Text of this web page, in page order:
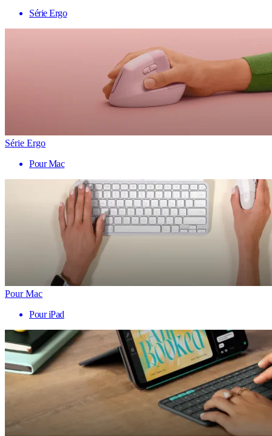
Série Ergo
Série Ergo
Pour Mac
Pour Mac
Pour iPad